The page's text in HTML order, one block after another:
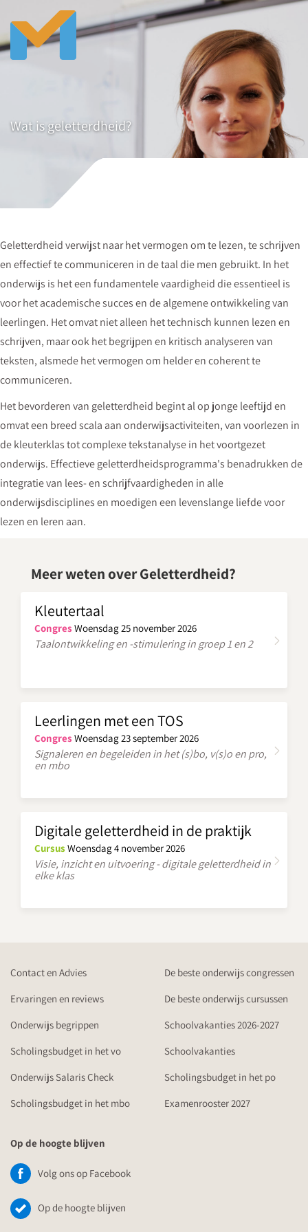
Wat is geletterdheid?
Geletterdheid verwijst naar het vermogen om te lezen, te schrijven
en effectief te communiceren in de taal die men gebruikt. In het
onderwijs is het een fundamentele vaardigheid die essentieel is
voor het academische succes en de algemene ontwikkeling van
leerlingen. Het omvat niet alleen het technisch kunnen lezen en
schrijven, maar ook het begrijpen en kritisch analyseren van
teksten, alsmede het vermogen om helder en coherent te
communiceren.
Het bevorderen van geletterdheid begint al op jonge leeftijd en
omvat een breed scala aan onderwijsactiviteiten, van voorlezen in
de kleuterklas tot complexe tekstanalyse in het voortgezet
onderwijs. Effectieve geletterdheidsprogramma's benadrukken de
integratie van lees- en schrijfvaardigheden in alle
onderwijsdisciplines en moedigen een levenslange liefde voor
lezen en leren aan.
Meer weten over Geletterdheid?
Kleutertaal
Congres Woensdag 25 november 2026
Taalontwikkeling en -stimulering in groep 1 en 2
Leerlingen met een TOS
Congres Woensdag 23 september 2026
Signaleren en begeleiden in het (s)bo, v(s)o en pro,
en mbo
Digitale geletterdheid in de praktijk
CursusWoensdag 4 november 2026
Visie, inzicht en uitvoering - digitale geletterdheid in
elke klas
Contact en Advies
De beste onderwijs congressen
Ervaringen en reviews
De beste onderwijs cursussen
Onderwijs begrippen
Schoolvakanties 2026-2027
Scholingsbudget in het vo
Schoolvakanties
Onderwijs Salaris Check
Scholingsbudget in het po
Scholingsbudget in het mbo
Examenrooster 2027
Op de hoogte blijven
Volg ons op Facebook
Op de hoogte blijven